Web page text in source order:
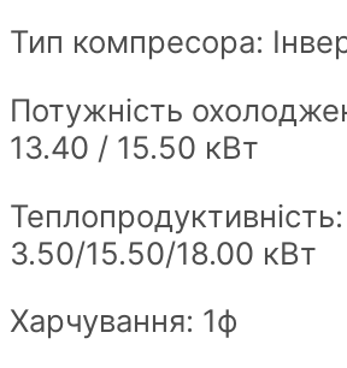
Тип компресора:
Потужність
13.40 / 15.50 кВт
Теплопродуктивність:
3.50/15.50/18.00 кВт
Харчування: 1ф